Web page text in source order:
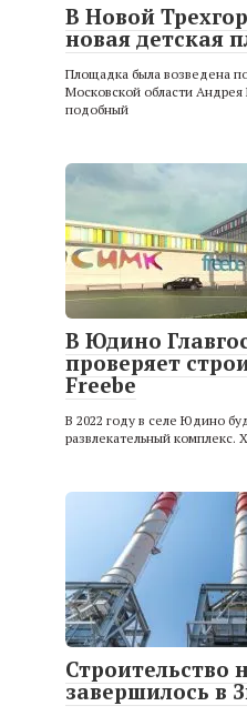
В Новой
новая детская
Площадка была возведена
Московской области
подобный
В Юдино
проверяет
Freebe
В 2022 году в селе Юдино
развлекательный комплекс.
Строительство
завершилось в